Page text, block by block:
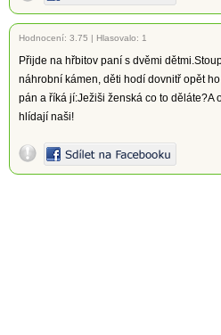
Hodnocení: 3.75 | Hlasovalo: 1
Přijde na hřbitov paní s dvěmi
náhrobní kámen, děti hodí dovnitř opět
pán a říká jí:Ježiši ženská co to děláte?A
hlídají naši!